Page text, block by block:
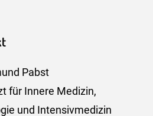
Pabst
für Innere Medizin,
und Intensivmedizin